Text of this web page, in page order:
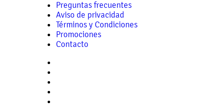
Preguntas frecuentes
Aviso de privacidad
Términos y Condiciones
Promociones
Contacto